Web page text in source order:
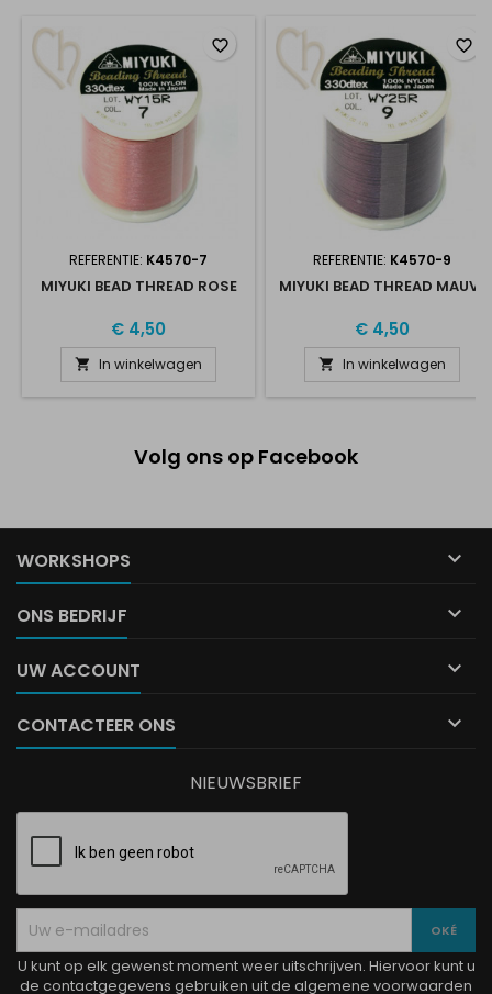
REFERENTIE: K4570-7
MIYUKI BEAD THREAD ROSE
€ 4,50
 In winkelwagen
favorite_border
REFERENTIE: K4570-9
MIYUKI BEAD THREAD MAUVE
€ 4,50
 In winkelwagen
favorite_border
Volg ons op Facebook
WORKSHOPS 
ONS BEDRIJF 
UW ACCOUNT 
CONTACTEER ONS 
NIEUWSBRIEF
U kunt op elk gewenst moment weer uitschrijven. Hiervoor kunt u
de contactgegevens gebruiken uit de algemene voorwaarden